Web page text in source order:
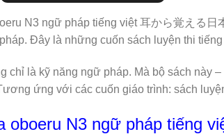
N3 ngữ pháp tiếng việt 耳から覚える
Đây là những cuốn sách luyện thi
chỉ là kỹ năng ngữ pháp. Mà bộ sách này
ứng với các cuốn giáo trình: sách
oboeru N3 ngữ pháp tiếng